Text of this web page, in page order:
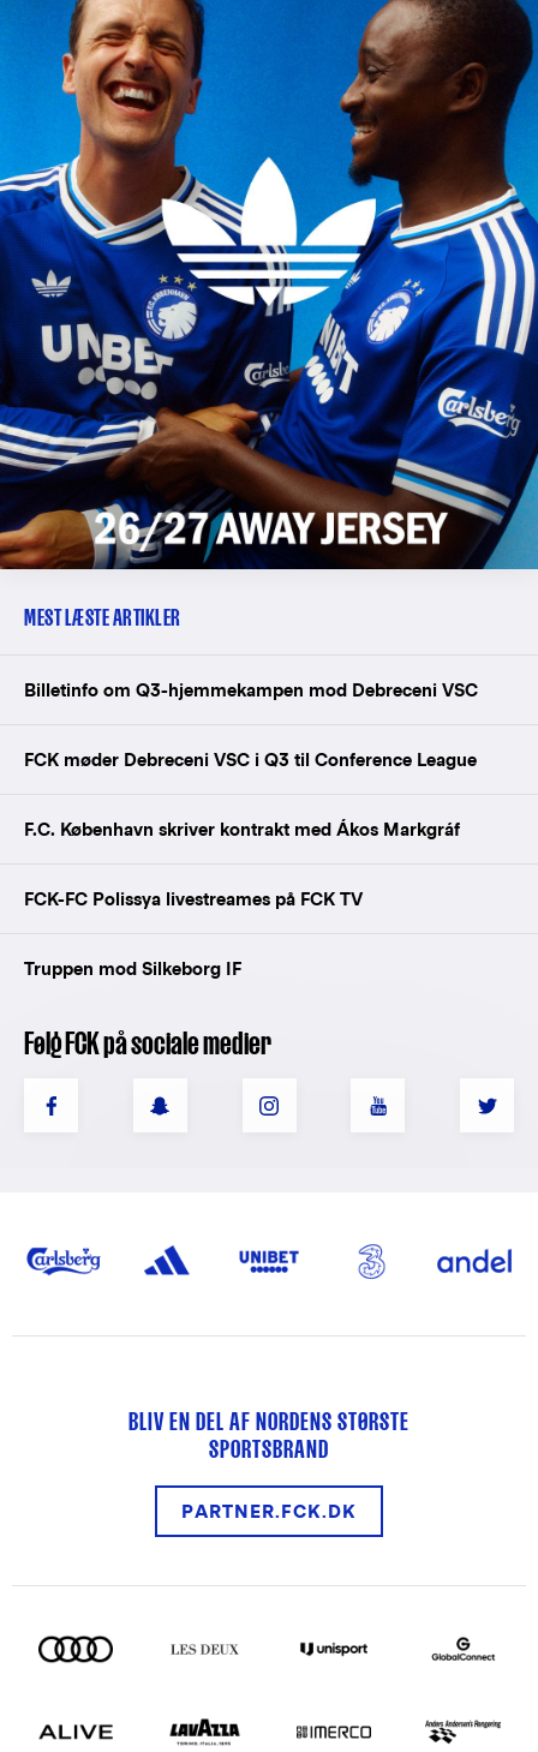
MEST LÆSTE ARTIKLER
Billetinfo om Q3-hjemmekampen mod Debreceni VSC
FCK møder Debreceni VSC i Q3 til Conference League
F.C. København skriver kontrakt med Ákos Markgráf
FCK-FC Polissya livestreames på FCK TV
Truppen mod Silkeborg IF
Følg FCK på sociale medier
BLIV EN DEL AF NORDENS STØRSTE
SPORTSBRAND
PARTNER.FCK.DK